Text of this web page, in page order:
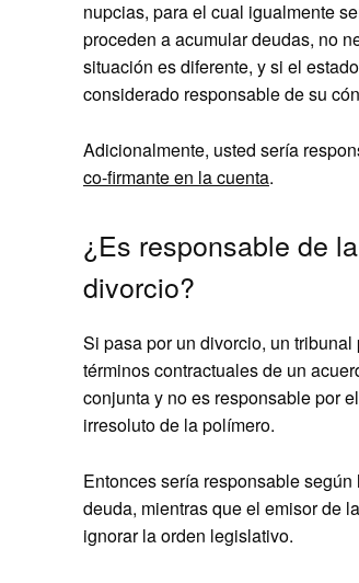
nupcias, para el cual igualmente
proceden a acumular deudas, no
situación es diferente, y si el
considerado responsable de su
Adicionalmente, usted sería
co-firmante en la cuenta.
¿Es responsable de
divorcio?
Si pasa por un divorcio, un
términos contractuales de un
conjunta y no es responsable por
irresoluto de la polímero.
Entonces sería responsable
deuda, mientras que el emisor de
ignorar la orden legislativo.